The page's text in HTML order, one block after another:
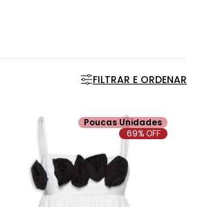
FILTRAR E ORDENAR
Poucas Unidades
69% OFF